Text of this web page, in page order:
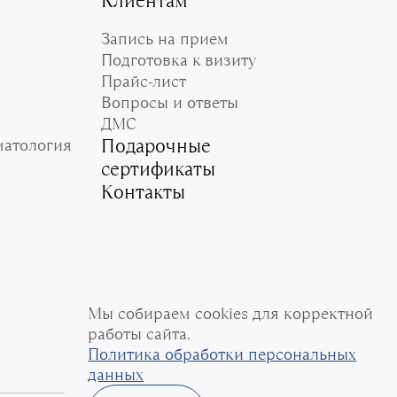
Николаевна
Николаевна
Запись на прием
Подготовка к визиту
Прайс-лист
Вопросы и ответы
ДМС
Подарочные
сертификаты
Контакты
Мы собираем cookies для корректной
работы сайта.
Политика обработки персональных
данных